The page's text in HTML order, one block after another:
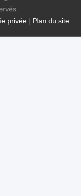
privée| Plan du site